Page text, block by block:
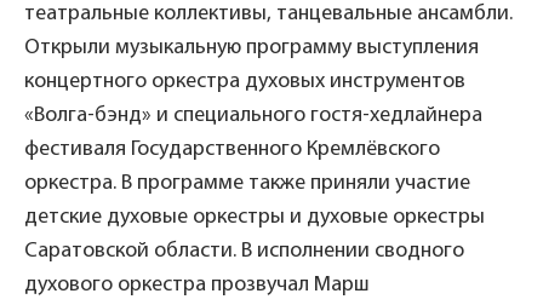
театральные коллективы, танцевальные ансамбли.
Открыли музыкальную программу выступления
концертного оркестра духовых инструментов
«Волга-бэнд» и специального гостя-хедлайнера
фестиваля Государственного Кремлёвского
оркестра. В программе также приняли участие
детские духовые оркестры и духовые оркестры
Саратовской области. В исполнении сводного
духового оркестра прозвучал Марш